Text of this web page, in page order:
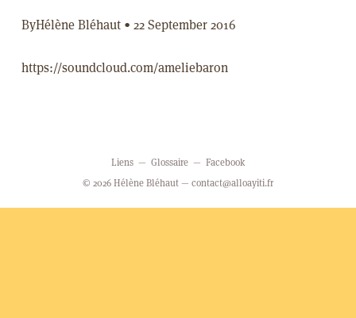
ByHélène Bléhaut •22 September 2016
https://soundcloud.com/ameliebaron
Liens Glossaire
Facebook
© 2026 Hélène Bléhaut — contact@alloayiti.fr